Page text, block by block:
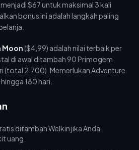
$67 untuk maksimal 3 kali
bonus ini adalah langkah paling
Moon ($4,99) adalah nilai terbaik per
di awal ditambah 90 Primogem
(total 2.700). Memerlukan Adventure
180 hari.
ditambah Welkin jika Anda
uang.